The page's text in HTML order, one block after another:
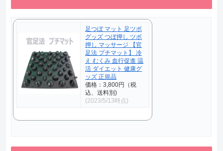
足つぼ マット 足ツボ
グッズ つぼ押し ツボ
押し マッサージ 【官
足法 プチマット】 冷
え むくみ 血行促進 温
活 ダイエット 健康グ
ッズ 正規品
価格：3,800円（税
込、送料別)
(2023/5/13時点)